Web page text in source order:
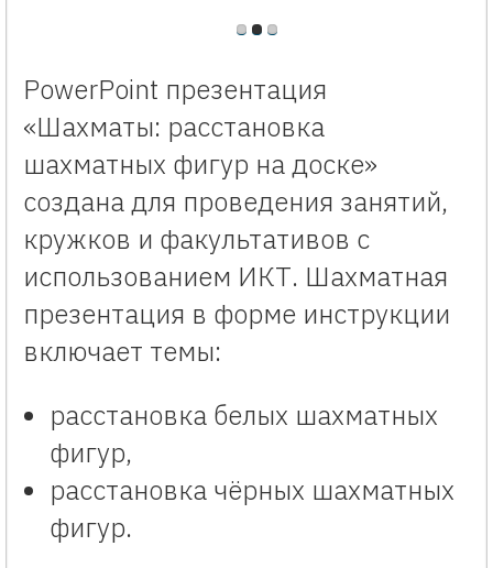
PowerPoint презентация
«Шахматы: расстановка
шахматных фигур на доске»
создана для проведения занятий,
кружков и факультативов с
использованием ИКТ. Шахматная
презентация в форме инструкции
включает темы:
расстановка белых шахматных
фигур,
расстановка чёрных шахматных
фигур.